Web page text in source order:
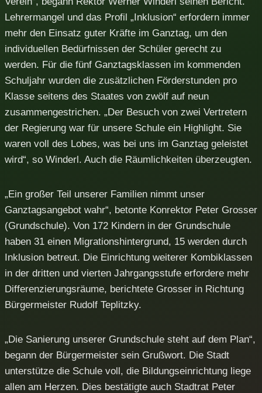
Lehrermangel und das Profil „Inklusion“ erfordern immer
mehr den Einsatz guter Kräfte im Ganztag, um den
individuellen Bedürfnissen der Schüler gerecht zu
werden. Für die fünf Ganztagsklassen im kommenden
Schuljahr wurden die zusätzlichen Förderstunden pro
Klasse seitens des Staates von zwölf auf neun
zusammengestrichen. „Der Besuch von zwei Vertretern
der Regierung war für unsere Schule ein Highlight. Sie
waren voll des Lobes, was bei uns im Ganztag geleistet
wird“, so Winderl. Auch die Räumlichkeiten überzeugten.
„Ein großer Teil unserer Familien nimmt unser
Ganztagsangebot wahr“, betonte Konrektor Peter Grosser
(Grundschule). Von 172 Kindern in der Grundschule
haben 31 einen Migrationshintergrund, 15 werden durch
Inklusion betreut. Die Einrichtung weiterer Kombiklassen
in der dritten und vierten Jahrgangsstufe erfordere mehr
Differenzierungsräume, berichtete Grosser in Richtung
Bürgermeister Rudolf Teplitzky.
„Die Sanierung unserer Grundschule steht auf dem Plan“,
begann der Bürgermeister sein Grußwort. Die Stadt
unterstütze die Schule voll, die Bildungseinrichtung liege
allen am Herzen. Dies bestätigte auch Stadtrat Peter